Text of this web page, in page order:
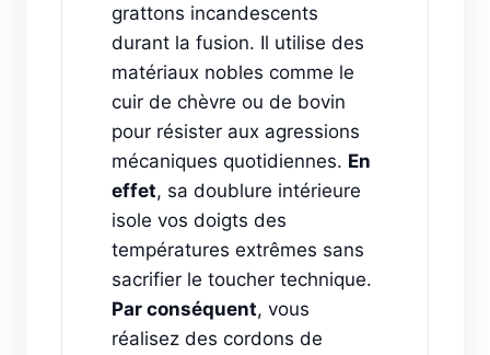
grattons incandescents
durant la fusion. Il utilise des
matériaux nobles comme le
cuir de chèvre ou de bovin
pour résister aux agressions
mécaniques quotidiennes. En
effet, sa doublure intérieure
isole vos doigts des
températures extrêmes sans
sacrifier le toucher technique.
Par conséquent, vous
réalisez des cordons de